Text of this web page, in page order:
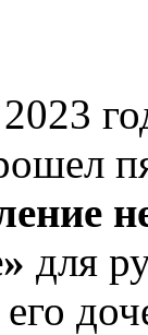
для